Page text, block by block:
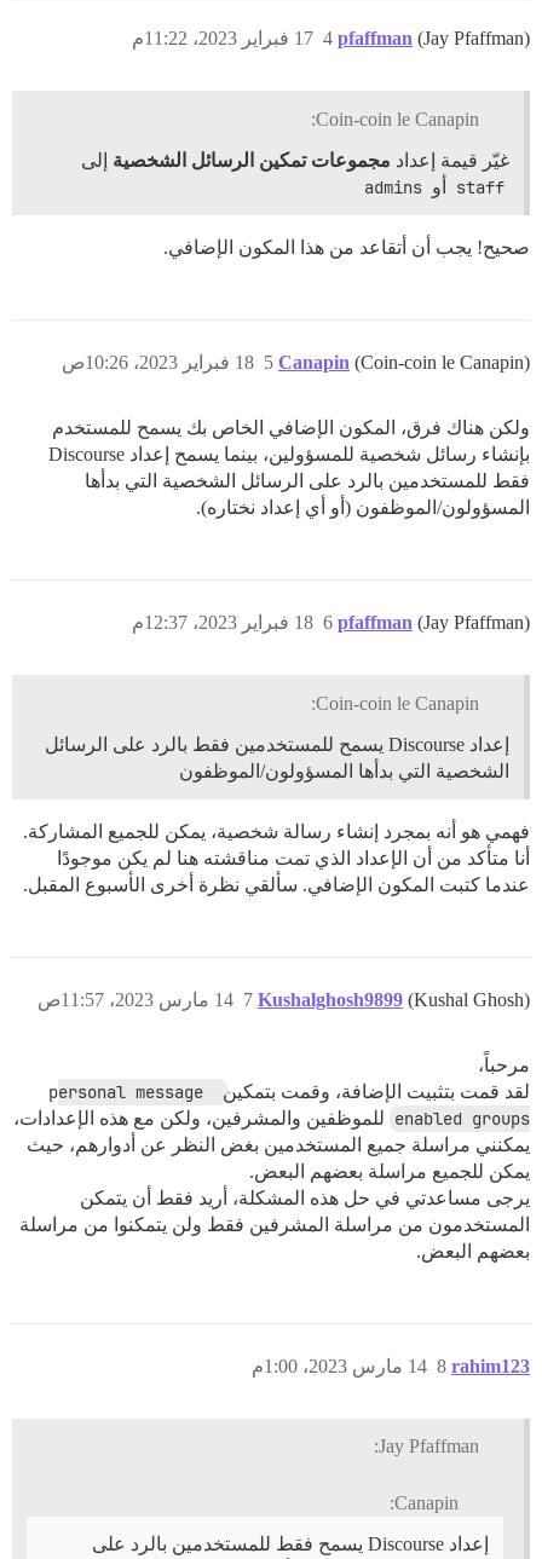
pfaffman (Jay Pfaffman) 17 فبراير 2023، 11:22م 4
Coin-coin le Canapin:
غيّر قيمة إعداد مجموعات تمكين الرسائل الشخصية إلى
staff أو admins
صحيح! يجب أن أتقاعد من هذا المكون الإضافي.
Canapin (Coin-coin le Canapin) 18 فبراير 2023، 10:26ص 5
ولكن هناك فرق، المكون الإضافي الخاص بك يسمح للمستخدم
بإنشاء رسائل شخصية للمسؤولين، بينما يسمح إعداد Discourse
فقط للمستخدمين بالرد على الرسائل الشخصية التي بدأها
المسؤولون/الموظفون (أو أي إعداد نختاره).
pfaffman (Jay Pfaffman) 18 فبراير 2023، 12:37م 6
Coin-coin le Canapin:
إعداد Discourse يسمح للمستخدمين فقط بالرد على الرسائل
الشخصية التي بدأها المسؤولون/الموظفون
فهمي هو أنه بمجرد إنشاء رسالة شخصية، يمكن للجميع المشاركة.
أنا متأكد من أن الإعداد الذي تمت مناقشته هنا لم يكن موجودًا
عندما كتبت المكون الإضافي. سألقي نظرة أخرى الأسبوع المقبل.
Kushalghosh9899 (Kushal Ghosh) 14 مارس 2023، 11:57ص 7
مرحباً،
لقد قمت بتثبيت الإضافة، وقمت بتمكين
personal message
enabled groups للموظفين والمشرفين، ولكن مع هذه الإعدادات،
يمكنني مراسلة جميع المستخدمين بغض النظر عن أدوارهم، حيث
يمكن للجميع مراسلة بعضهم البعض.
يرجى مساعدتي في حل هذه المشكلة، أريد فقط أن يتمكن
المستخدمون من مراسلة المشرفين فقط ولن يتمكنوا من مراسلة
بعضهم البعض.
rahim123 14 مارس 2023، 1:00م 8
Jay Pfaffman:
Canapin:
إعداد Discourse يسمح فقط للمستخدمين بالرد على